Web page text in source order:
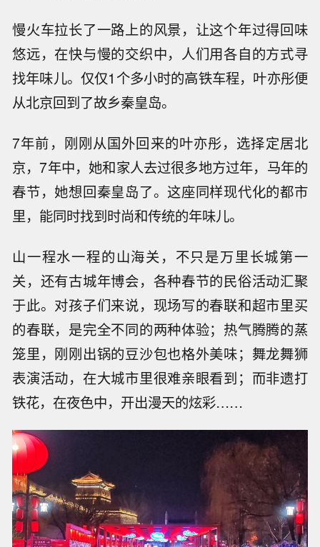
慢火车拉长了一路上的风景，让这个年过得回味
悠远，在快与慢的交织中，人们用各自的方式寻
找年味儿。仅仅1个多小时的高铁车程，叶亦彤便
从北京回到了故乡秦皇岛。
7年前，刚刚从国外回来的叶亦彤，选择定居北
京，7年中，她和家人去过很多地方过年，马年的
春节，她想回秦皇岛了。这座同样现代化的都市
里，能同时找到时尚和传统的年味儿。
山一程水一程的山海关，不只是万里长城第一
关，还有古城年博会，各种春节的民俗活动汇聚
于此。对孩子们来说，现场写的春联和超市里买
的春联，是完全不同的两种体验；热气腾腾的蒸
笼里，刚刚出锅的豆沙包也格外美味；舞龙舞狮
表演活动，在大城市里很难亲眼看到；而非遗打
铁花，在夜色中，开出漫天的炫彩……